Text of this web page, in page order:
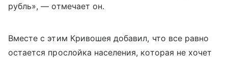
рубль», — отмечает он.
Вместе с этим Кривошея добавил, что все равно
остается прослойка населения, которая не хочет